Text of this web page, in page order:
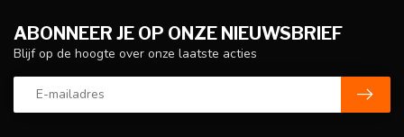
ABONNEER JE OP ONZE NIEUWSBRIEF
Blijf op de hoogte over onze laatste acties